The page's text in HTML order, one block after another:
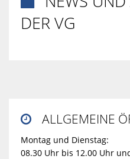
TOURISMUS
DER VG
 ALLGEMEINE
Montag und Dienstag:
08.30 Uhr bis 12.00 Uhr